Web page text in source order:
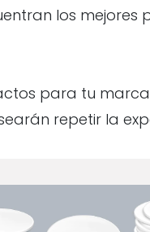
los mejores
para tu
repetir la